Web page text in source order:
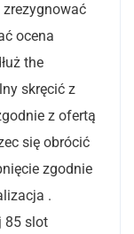
zrezygnować
ocena
the
skręcić z
z ofertą
się obrócić
zgodnie
.
85 slot